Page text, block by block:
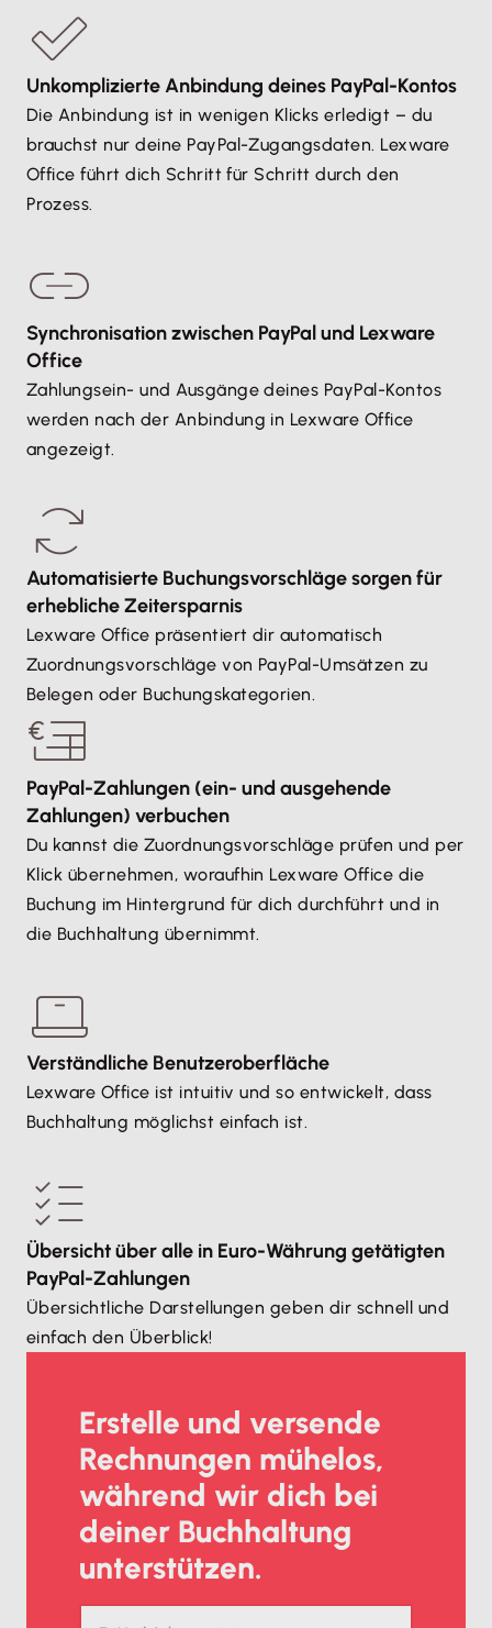
Unkomplizierte Anbindung deines PayPal-Kontos
Die Anbindung ist in wenigen Klicks erledigt – du
brauchst nur deine PayPal-Zugangsdaten. Lexware
Office führt dich Schritt für Schritt durch den
Prozess.
Synchronisation zwischen PayPal und Lexware
Office
Zahlungsein- und Ausgänge deines PayPal-Kontos
werden nach der Anbindung in Lexware Office
angezeigt.
Automatisierte Buchungsvorschläge sorgen für
erhebliche Zeitersparnis
Lexware Office präsentiert dir automatisch
Zuordnungsvorschläge von PayPal-Umsätzen zu
Belegen oder Buchungskategorien.
PayPal-Zahlungen (ein- und ausgehende
Zahlungen) verbuchen
Du kannst die Zuordnungsvorschläge prüfen und per
Klick übernehmen, woraufhin Lexware Office die
Buchung im Hintergrund für dich durchführt und in
die Buchhaltung übernimmt.
Verständliche Benutzeroberfläche
Lexware Office ist intuitiv und so entwickelt, dass
Buchhaltung möglichst einfach ist.
Übersicht über alle in Euro-Währung getätigten
PayPal-Zahlungen
Übersichtliche Darstellungen geben dir schnell und
einfach den Überblick!
Erstelle und versende
Rechnungen mühelos,
während wir dich bei
deiner Buchhaltung
unterstützen.